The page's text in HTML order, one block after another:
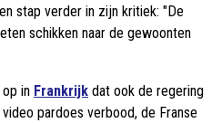
stap verder in zijn kritiek: "De
schikken naar de gewoonten
in Frankrijk dat ook de regering
pardoes verbood, de Franse